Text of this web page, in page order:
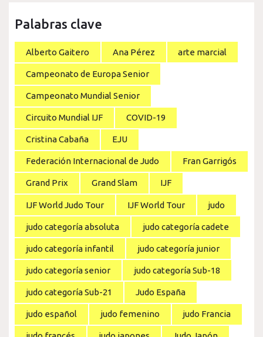
Palabras clave
Alberto Gaitero Ana Pérez arte marcial
Campeonato de Europa Senior
Campeonato Mundial Senior
Circuito Mundial IJF COVID-19
Cristina Cabaña EJU
Federación Internacional de Judo Fran Garrigós
Grand Prix Grand Slam IJF
IJF World Judo Tour IJF World Tour judo
judo categoría absoluta judo categoría cadete
judo categoría infantil judo categoría junior
judo categoría senior judo categoría Sub-18
judo categoría Sub-21 Judo España
judo español judo femenino judo Francia